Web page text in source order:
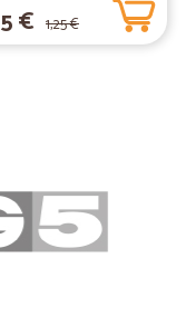
€ 1,25 €